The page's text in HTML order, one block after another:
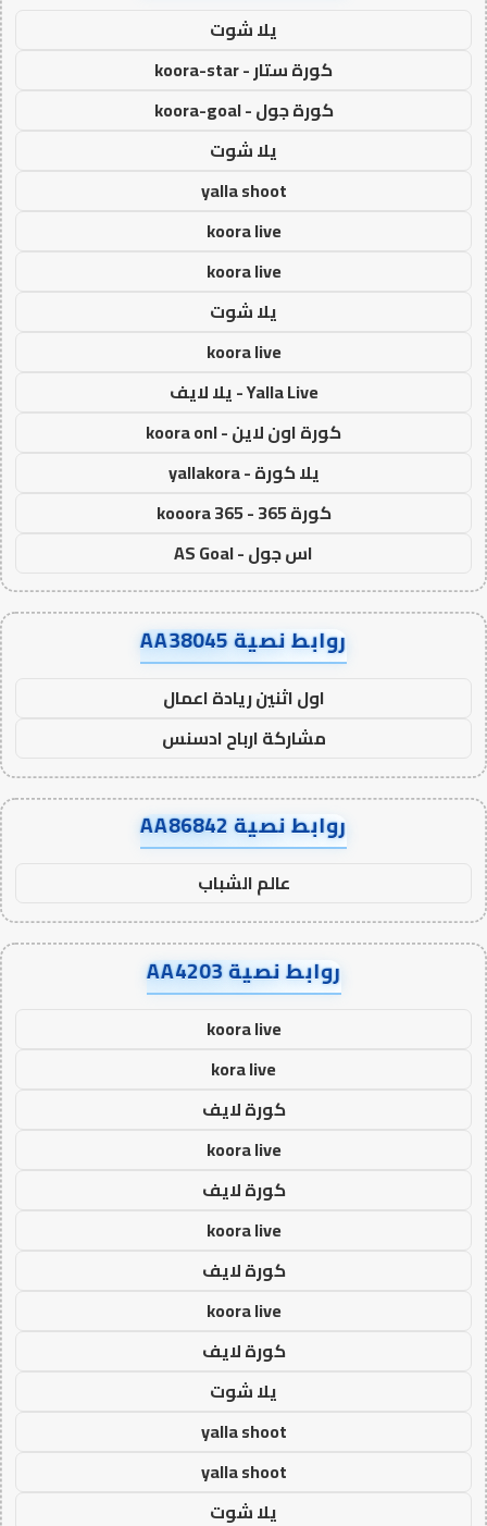
يلا شوت
كورة ستار - koora-star
كورة جول - koora-goal
يلا شوت
yalla shoot
koora live
koora live
يلا شوت
koora live
Yalla Live - يلا لايف
كورة اون لاين - koora onl
يلا كورة - yallakora
كورة 365 - kooora 365
اس جول - AS Goal
روابط نصية AA38045
اول اثنين ريادة اعمال
مشاركة ارباح ادسنس
روابط نصية AA86842
عالم الشباب
روابط نصية AA4203
koora live
kora live
كورة لايف
koora live
كورة لايف
koora live
كورة لايف
koora live
كورة لايف
يلا شوت
yalla shoot
yalla shoot
يلا شوت